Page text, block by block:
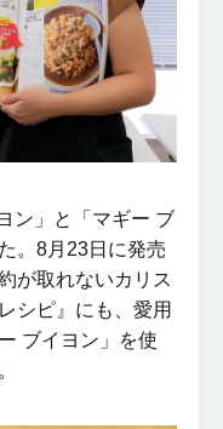
ン」と「マギー ブ
。8月23日に発売
が取れないカリス
シピ』にも、愛用
ブイヨン」を使